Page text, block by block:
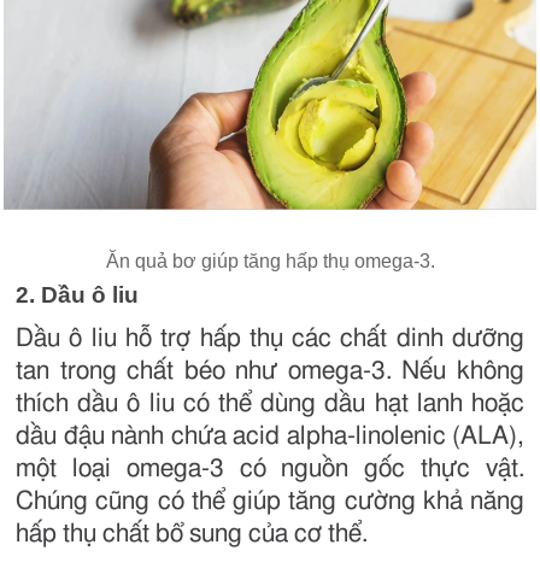
Ăn quả bơ giúp tăng hấp thụ omega-3.
2. Dầu ô liu
Dầu ô liu hỗ trợ hấp thụ các chất dinh dưỡng
tan trong chất béo như omega-3. Nếu không
thích dầu ô liu có thể dùng dầu hạt lanh hoặc
dầu đậu nành chứa acid alpha-linolenic (ALA),
một loại omega-3 có nguồn gốc thực vật.
Chúng cũng có thể giúp tăng cường khả năng
hấp thụ chất bổ sung của cơ thể.